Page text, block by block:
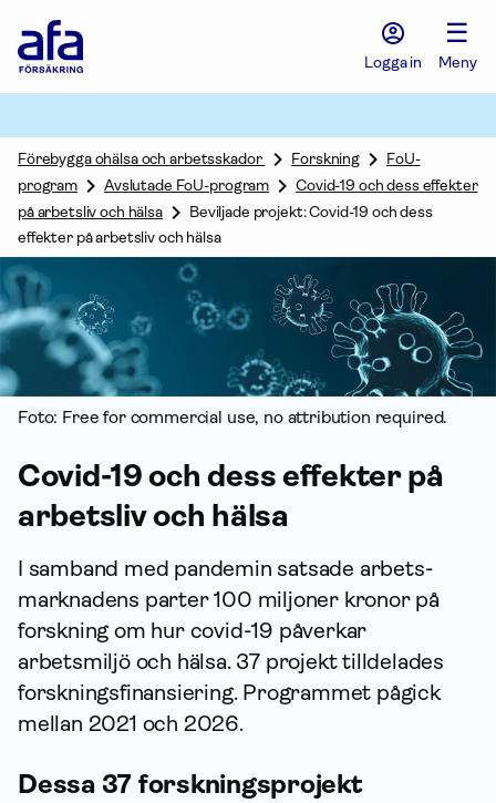
Försäkring
Logga in
☰
Meny
Förebygga ohälsa och arbetsskador Forskning
FoU-
program
Avslutade FoU-program
Covid-19 och dess effekter
på arbetsliv och hälsa
Beviljade projekt: Covid-19 och dess
effekter på arbetsliv och hälsa
Foto: Free for commercial use, no attribution required.
Covid-19 och dess effekter på
arbetsliv och hälsa
I samband med pandemin satsade arbets­
marknadens parter 100 miljoner kronor på
forskning om hur covid-19 påverkar
arbetsmiljö och hälsa. 37 projekt tilldelades
forskningsfinansiering. Programmet pågick
mellan 2021 och 2026.
Dessa 37 forsknings­projekt